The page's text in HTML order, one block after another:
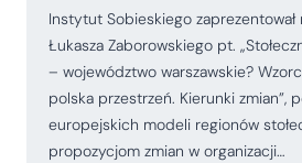
Instytut Sobieskiego
Łukasza Zaborowskiego pt.
– województwo warszawskie?
polska przestrzeń. Kierunki zmian”,
europejskich modeli regionów
propozycjom zmian w organizacji…